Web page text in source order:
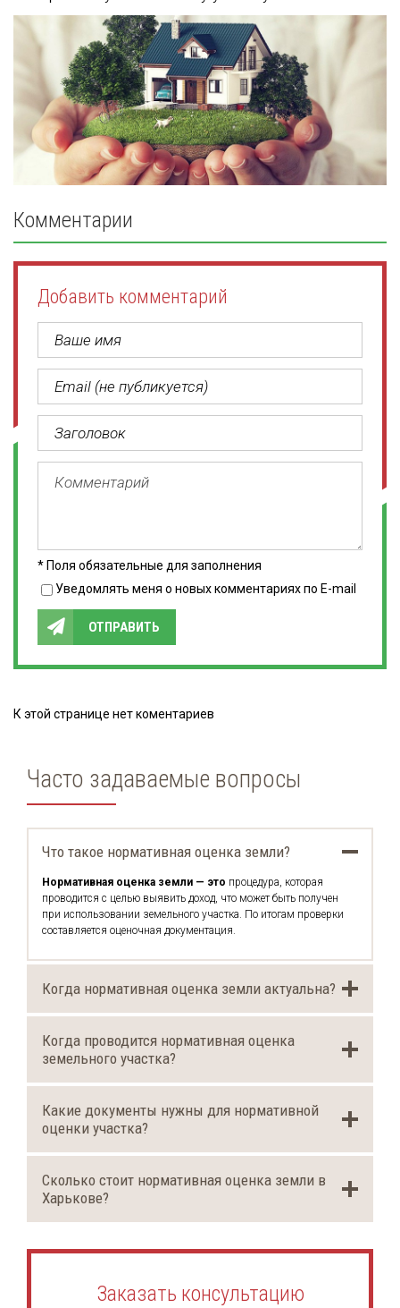
Комментарии
Добавить комментарий
* Поля обязательные для заполнения
Уведомлять меня о новых комментариях по E-mail
ОТПРАВИТЬ
К этой странице нет коментариев
Часто задаваемые вопросы
Что такое нормативная оценка земли?
Нормативная оценка земли — это процедура, которая
проводится с целью выявить доход, что может быть получен
при использовании земельного участка. По итогам проверки
составляется оценочная документация.
Когда нормативная оценка земли актуальна?
Когда проводится нормативная оценка
земельного участка?
Какие документы нужны для нормативной
оценки участка?
Сколько стоит нормативная оценка земли в
Харькове?
Заказать консультацию